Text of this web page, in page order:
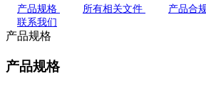
产品规格 所有相关文件 产品合
联系我们
产品规格
产品规格